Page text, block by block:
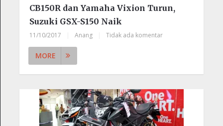
CB150R dan Yamaha Vixion Turun,
Suzuki GSX-S150 Naik
11/10/2017 Anang Tidak ada komentar
MORE